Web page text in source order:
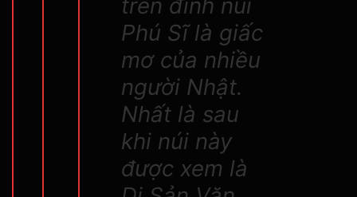
trên đĩnh núi
Phú Sĩ là giấc
mơ của nhiều
người Nhật.
Nhất là sau
khi núi này
được xem là